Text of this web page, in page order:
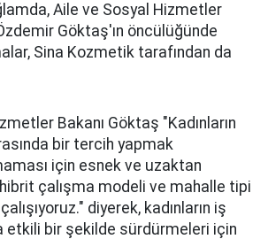
Aile ve Sosyal Hizmetler
Göktaş'ın öncülüğünde
Sina Kozmetik tarafından da
Bakanı Göktaş "Kadınların
bir tercih yapmak
için esnek ve uzaktan
çalışma modeli ve mahalle tipi
diyerek, kadınların iş
etkili bir şekilde sürdürmeleri için